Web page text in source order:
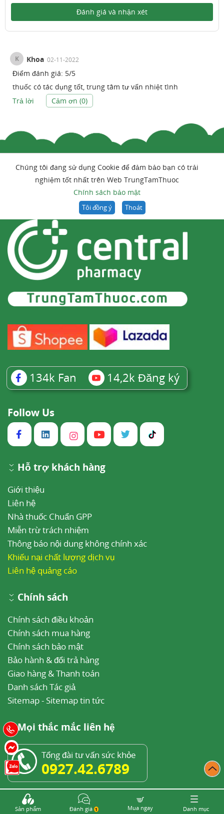
Đánh giá và nhận xét
K Khoa 02-11-2022
Điểm đánh giá: 5/5
thuốc có tác dụng tốt, trung tâm tư vấn nhiệt tình
Trả lời
Cảm ơn (0)
Chúng tôi đang sử dụng Cookie để đảm bảo bạn có trải
nghiệm tốt nhất trên Web TrungTamThuoc
Chính sách bảo mật
Tôi đồng ý Thoát
134k Fan 14,2k Đăng ký
Follow Us
Hỗ trợ khách hàng
Giới thiệu
Liên hệ
Nhà thuốc Chuẩn GPP
Miễn trừ trách nhiệm
Thông báo nội dung không chính xác
Khiếu nại chất lượng dịch vụ
Liên hệ quảng cáo
Chính sách
Chính sách điều khoản
Chính sách mua hàng
Chính sách bảo mật
Bảo hành & đổi trả hàng
Giao hàng & Thanh toán
Danh sách Tác giả
Sitemap- Sitemap tin tức
Mọi thắc mắc liên hệ
Tổng đài tư vấn sức khỏe
0927.42.6789
85 Vũ Trọng Phụng, Thanh Xuân Trung, Thanh
Xuân, Hà Nội
Sản phẩm Đánh giá 1 Mua ngay Danh mục